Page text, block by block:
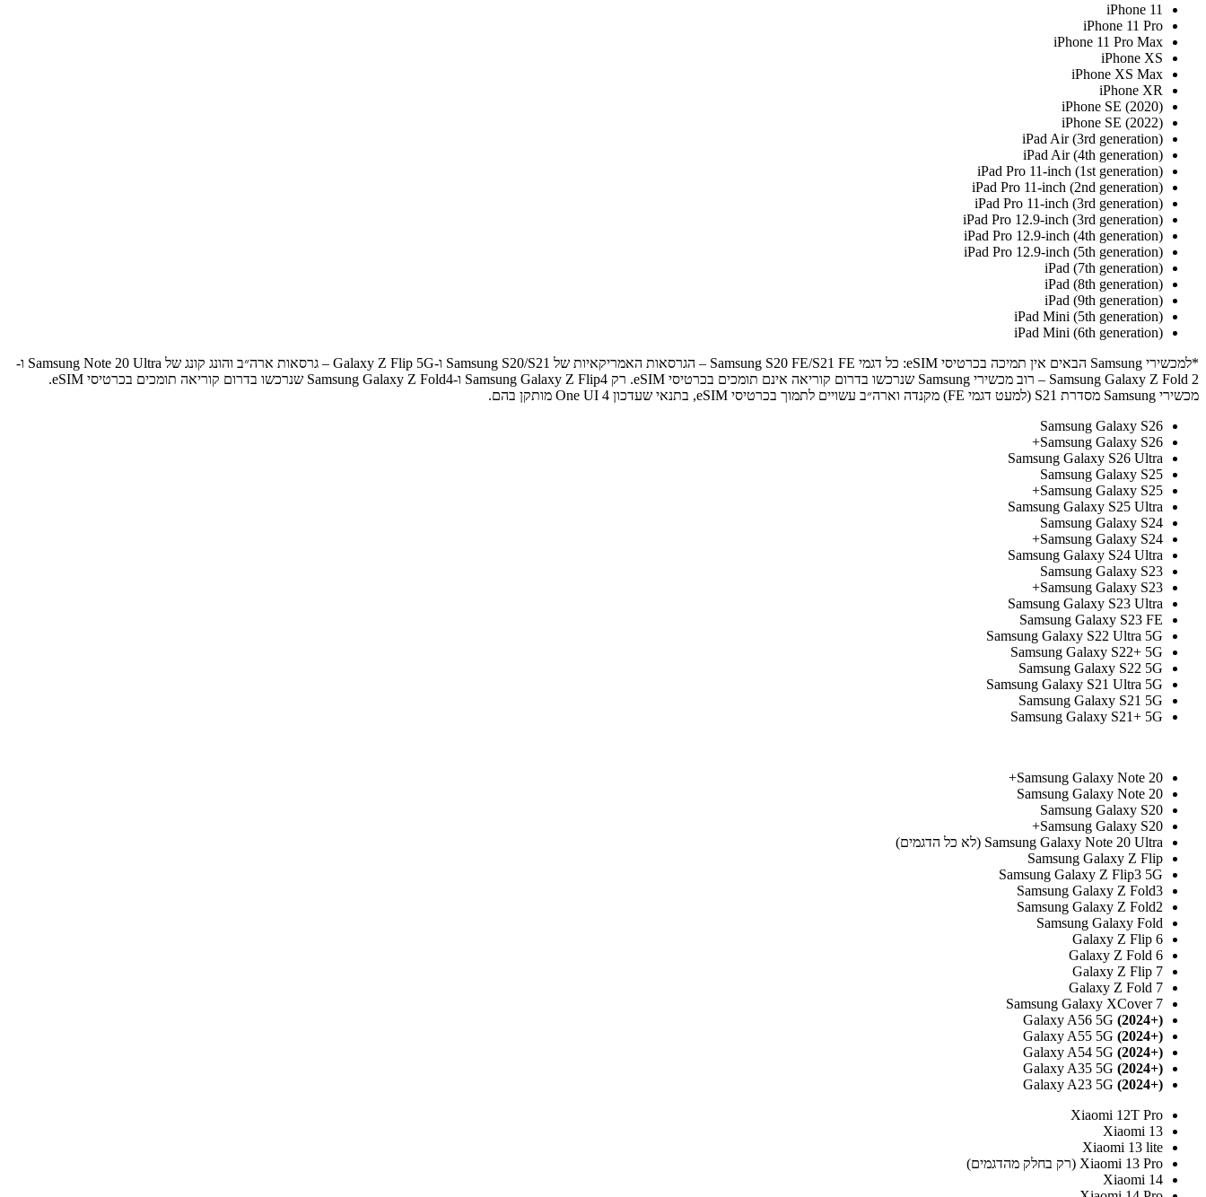
iPhone 11
iPhone 11 Pro
iPhone 11 Pro Max
iPhone XS
iPhone XS Max
iPhone XR
iPhone SE (2020)
iPhone SE (2022)
iPad Air (3rd generation)
iPad Air (4th generation)
iPad Pro 11‑inch (1st generation)
iPad Pro 11‑inch (2nd generation)
iPad Pro 11-inch (3rd generation)
iPad Pro 12.9‑inch (3rd generation)
iPad Pro 12.9‑inch (4th generation)
iPad Pro 12.9-inch (5th generation)
iPad (7th generation)
iPad (8th generation)
iPad (9th generation)
iPad Mini (5th generation)
iPad Mini (6th generation)
*למכשירי Samsung הבאים אין תמיכה בכרטיסי eSIM: כל דגמי Samsung S20 FE/S21 FE – הגרסאות האמריקאיות של Samsung S20/S21 ו-Galaxy Z Flip 5G – גרסאות ארה״ב והונג קונג של Samsung Note 20 Ultra ו-
Samsung Galaxy Z Fold 2 – רוב מכשירי Samsung שנרכשו בדרום קוריאה אינם תומכים בכרטיסי eSIM. רק Samsung Galaxy Z Flip4 ו-Samsung Galaxy Z Fold4 שנרכשו בדרום קוריאה תומכים בכרטיסי eSIM.
מכשירי Samsung מסדרת S21 (למעט דגמי FE) מקנדה וארה״ב עשויים לתמוך בכרטיסי eSIM, בתנאי שעדכון One UI 4 מותקן בהם.
Samsung Galaxy S26
Samsung Galaxy S26+
Samsung Galaxy S26 Ultra
Samsung Galaxy S25
Samsung Galaxy S25+
Samsung Galaxy S25 Ultra
Samsung Galaxy S24
Samsung Galaxy S24+
Samsung Galaxy S24 Ultra
Samsung Galaxy S23
Samsung Galaxy S23+
Samsung Galaxy S23 Ultra
Samsung Galaxy S23 FE
Samsung Galaxy S22 Ultra 5G
Samsung Galaxy S22+ 5G
Samsung Galaxy S22 5G
Samsung Galaxy S21 Ultra 5G
Samsung Galaxy S21 5G
Samsung Galaxy S21+ 5G
Samsung Galaxy Note 20+
Samsung Galaxy Note 20
Samsung Galaxy S20
Samsung Galaxy S20+
Samsung Galaxy Note 20 Ultra (לא כל הדגמים)
Samsung Galaxy Z Flip
Samsung Galaxy Z Flip3 5G
Samsung Galaxy Z Fold3
Samsung Galaxy Z Fold2
Samsung Galaxy Fold
Galaxy Z Flip 6
Galaxy Z Fold 6
Galaxy Z Flip 7
Galaxy Z Fold 7
Samsung Galaxy XCover 7
Galaxy A56 5G (2024+)
Galaxy A55 5G (2024+)
(+2024)
Galaxy A54 5G
(+2024)
Galaxy A35 5G
(+2024)
Galaxy A23 5G
Xiaomi 12T Pro
Xiaomi 13
Xiaomi 13 lite
Xiaomi 13 Pro (רק בחלק מהדגמים)
Xiaomi 14